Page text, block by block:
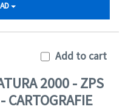
Add to cart
2000 - ZPS
CARTOGRAFIE